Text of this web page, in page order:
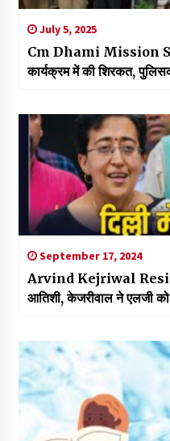
July 5, 2025
Cm Dhami Mission
कार्यक्रम में की शिरकत,
September 17, 2024
Arvind Kejriwal
आतिशी, केजरीवाल ने एलजी को